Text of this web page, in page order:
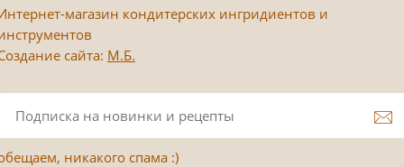
магазин кондитерских ингридиентов и
сайта: М.Б.
никакого спама :)